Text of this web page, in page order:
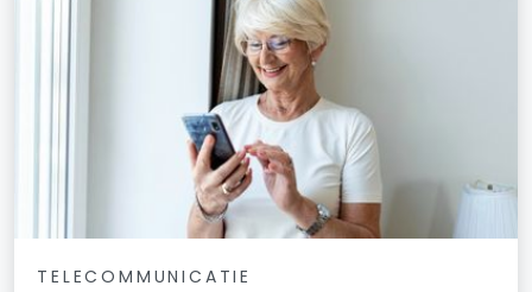
TELECOMMUNICATIE